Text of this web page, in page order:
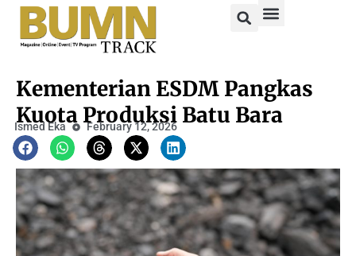
Kementerian ESDM Pangkas
Kuota Produksi Batu Bara
Ismed Eka February 12, 2026